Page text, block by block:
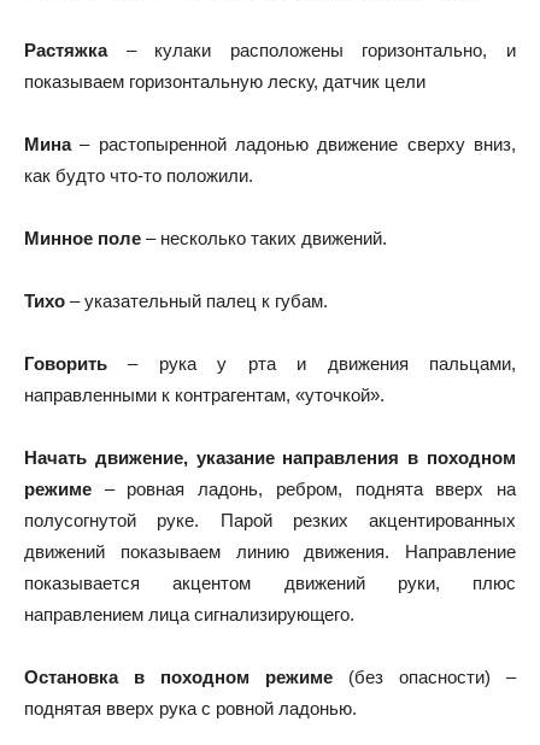
Растяжка– кулаки расположены горизонтально, и
показываем горизонтальную леску, датчик цели
Мина– растопыренной ладонью движение сверху вниз,
как будто что-то положили.
Минное поле – несколько таких движений.
Тихо – указательный палец к губам.
Говорить – рука у рта и движения пальцами,
направленными к контрагентам, «уточкой».
Начать движение, указание направления в походном
режиме – ровная ладонь, ребром, поднята вверх на
полусогнутой руке. Парой резких акцентированных
движений показываем линию движения. Направление
показывается акцентом движений руки, плюс
направлением лица сигнализирующего.
Остановка в походном режиме (без опасности) –
поднятая вверх рука с ровной ладонью.